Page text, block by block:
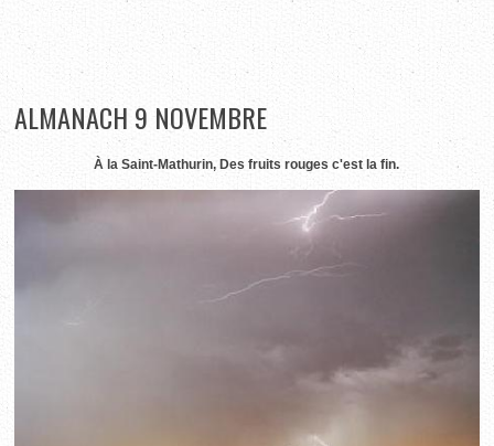
ALMANACH 9 NOVEMBRE
À la Saint-Mathurin, Des fruits rouges c'est la fin.